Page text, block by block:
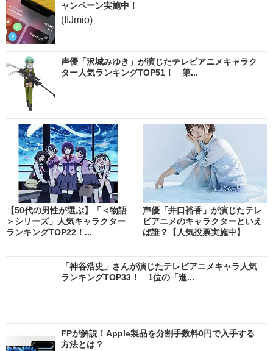
ャンペーン実施中！
(IIJmio)
声優「沢城みゆき」が演じたテレビアニメキャラク
ター人気ランキングTOP51！ 第...
【50代の男性が選ぶ】「＜物語
＞シリーズ」人気キャラクター
ランキングTOP22！...
声優「井口裕香」が演じたテレ
ビアニメのキャラクターといえ
ば誰？【人気投票実施中】
「神谷浩史」さんが演じたテレビアニメキャラ人気
ランキングTOP33！ 1位の「進...
FPが解説！Apple製品を分割手数料0円で入手する
方法とは？